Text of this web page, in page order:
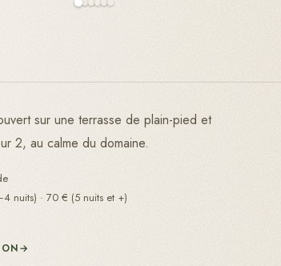
sur une terrasse de plain-pied et
2, au calme du domaine.
nuits) · 70 € (5 nuits et +)
→